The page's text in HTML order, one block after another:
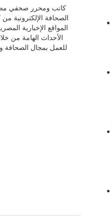
كاتب ومحرر صحفي
الصحافة الإلكترونية
المواقع الإخبارية
الأحداث الهامة من
للعمل بمجال الصحافة